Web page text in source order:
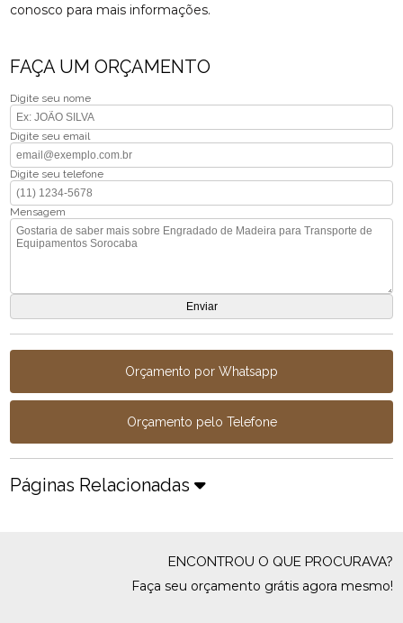
conosco para mais informações.
FAÇA UM ORÇAMENTO
Digite seu nome
Digite seu email
Digite seu telefone
Mensagem
Orçamento por Whatsapp
Orçamento pelo Telefone
Páginas Relacionadas
ENCONTROU O QUE PROCURAVA?
Faça seu orçamento grátis agora mesmo!